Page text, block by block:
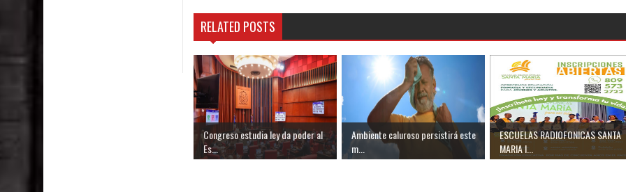
RELATED POSTS
Congreso estudia ley da poder al
Es...
Ambiente caluroso persistirá este
m...
ESCUELAS RADIOFONICAS SANTA
MARIA I...